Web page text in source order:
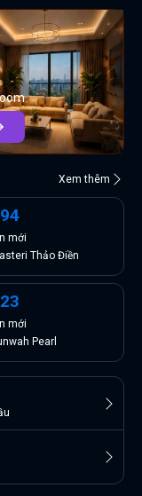
Xem thêm
94
mới
Thảo Điền
23
mới
Pearl